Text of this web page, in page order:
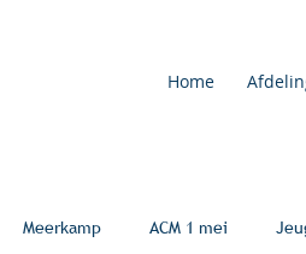
Home
Meerkamp ACM 1 mei